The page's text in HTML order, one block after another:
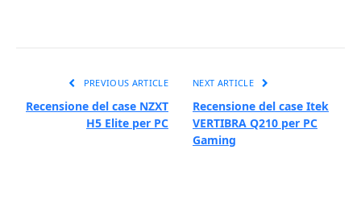
PREVIOUS ARTICLE
Recensione del case NZXT
H5 Elite per PC
NEXT ARTICLE
Recensione del case Itek
VERTIBRA Q210 per PC
Gaming